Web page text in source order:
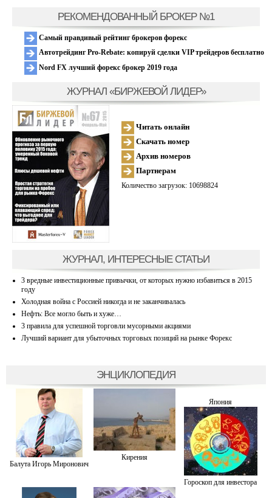
РЕКОМЕНДОВАННЫЙ БРОКЕР №1
Самый правдивый рейтинг брокеров форекс
Автотрейдинг Pro-Rebate: копируй сделки VIP трейдеров бесплатно
Nord FX лучший форекс брокер 2019 года
ЖУРНАЛ «БИРЖЕВОЙ ЛИДЕР»
Читать онлайн
Скачать номер
Архив номеров
Партнерам
Количество загрузок: 10698824
ЖУРНАЛ, ИНТЕРЕСНЫЕ СТАТЬИ
3 вредные инвестиционные привычки, от которых нужно избавиться в 2015
году
Холодная война с Россией никогда и не заканчивалась
Нефть: Все могло быть и хуже…
3 правила для успешной торговли мусорными акциями
Лучший вариант для убыточных торговых позиций на рынке Форекс
ЭНЦИКЛОПЕДИЯ
Балута Игорь Миронович
Кирения
Япония
Гороскоп для инвестора